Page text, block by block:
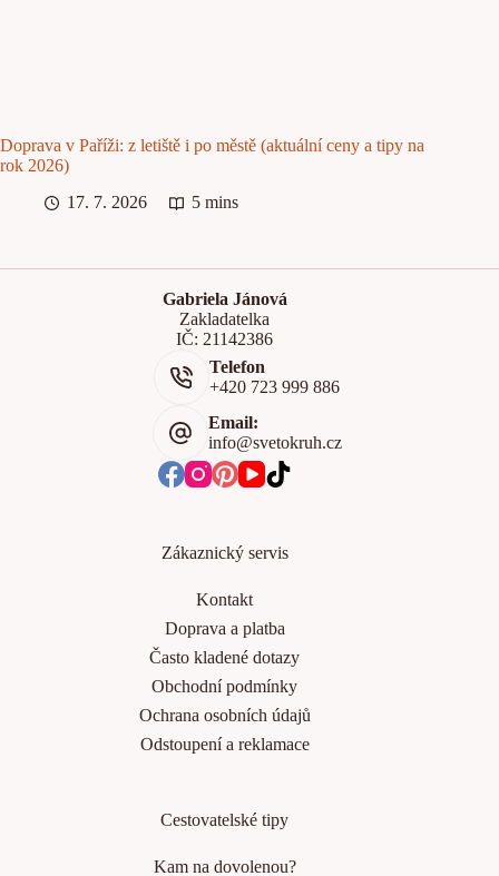
Doprava v Paříži: z letiště i po městě (aktuální ceny a tipy na
rok 2026)
17. 7. 2026
5 mins
Gabriela Jánová
Zakladatelka
IČ: 21142386
Telefon
+420 723 999 886
Email:
info@svetokruh.cz
Zákaznický servis
Kontakt
Doprava a platba
Často kladené dotazy
Obchodní podmínky
Ochrana osobních údajů
Odstoupení a reklamace
Cestovatelské tipy
Kam na dovolenou?